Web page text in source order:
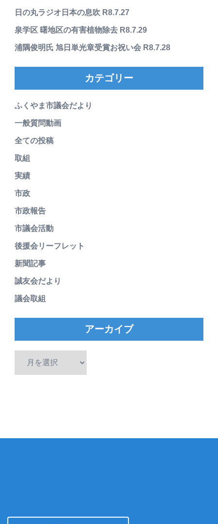
日の丸ラジオ日本の息吹 R8.7.27
泉学区 曙地区の有害植物除去 R8.7.29
浦隅俊明氏 旭日単光章受賞お祝い会 R8.7.28
カテゴリー
ふくやま市議会だより
一般質問動画
全ての投稿
取組
実績
市政
市政報告
市議会活動
後援会リーフレット
新聞記事
誠友会だより
議会取組
アーカイブ